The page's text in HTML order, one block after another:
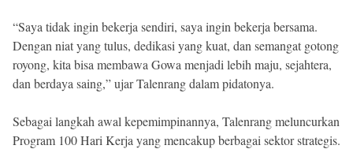
“Saya tidak ingin bekerja sendiri, saya ingin bekerja bersama.
Dengan niat yang tulus, dedikasi yang kuat, dan semangat gotong
royong, kita bisa membawa Gowa menjadi lebih maju, sejahtera,
dan berdaya saing,” ujar Talenrang dalam pidatonya.
Sebagai langkah awal kepemimpinannya, Talenrang meluncurkan
Program 100 Hari Kerja yang mencakup berbagai sektor strategis.